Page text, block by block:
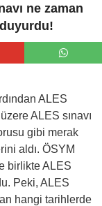
ne zaman
ALES
ALES sınavı
gibi merak
aldı. ÖSYM
birlikte ALES
Peki, ALES
hangi tarihlerde